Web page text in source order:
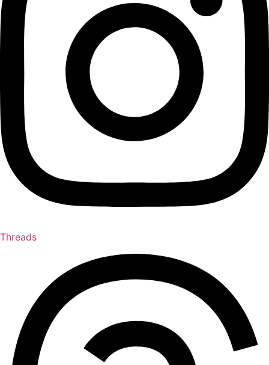
Threads